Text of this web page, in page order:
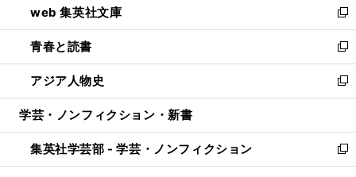
ド
ウ
で
開
く
ィ
ン
ド
ウ
で
開
い
ウ
ィ
ン
ド
ウ
開
く
web 集英社文庫
新
し
い
ウ
ィ
ン
ウ
で
開
青春と読書
新
し
い
ウ
ン
ド
ウ
アジア人物史
新
し
ウ
ィ
ン
学芸・ノンフィクション・新書
集英社学芸部 - 学芸・ノンフィクション
新
し